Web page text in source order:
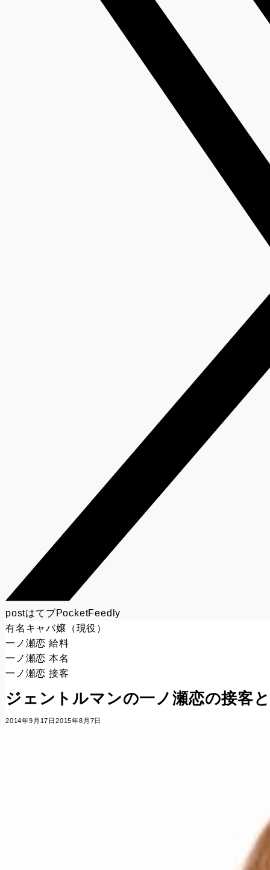
postはてブPocketFeedly
有名キャバ嬢（現役）
一ノ瀬恋 給料
一ノ瀬恋 本名
一ノ瀬恋 接客
ジェントルマンの一ノ瀬恋の接客
2014年9月17日 2015年8月7日